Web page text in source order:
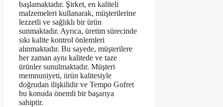
başlamaktadır. Şirket, en kaliteli
malzemeleri kullanarak, müşterilerine
lezzetli ve sağlıklı bir ürün
sunmaktadır. Ayrıca, üretim sürecinde
sıkı kalite kontrol önlemleri
alınmaktadır. Bu sayede, müşterilere
her zaman aynı kalitede ve taze
ürünler sunulmaktadır. Müşteri
memnuniyeti, ürün kalitesiyle
doğrudan ilişkilidir ve Tempo Gofret
bu konuda önemli bir başarıya
sahiptir.